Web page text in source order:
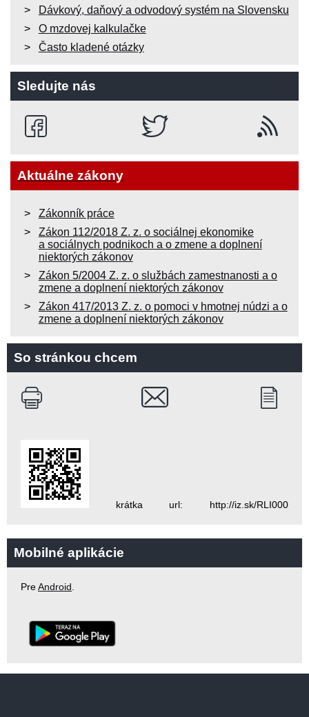
Dávkový, daňový a odvodový systém na Slovensku
O mzdovej kalkulačke
Často kladené otázky
Sledujte nás
Aktuálne zákony
Zákonník práce
Zákon 112/2018 Z. z. o sociálnej ekonomike
a sociálnych podnikoch a o zmene a doplnení
niektorých zákonov
Zákon 5/2004 Z. z. o službách zamestnanosti a o
zmene a doplnení niektorých zákonov
Zákon 417/2013 Z. z. o pomoci v hmotnej núdzi a o
zmene a doplnení niektorých zákonov
So stránkou chcem
krátka url: http://iz.sk/RLI000
Mobilné aplikácie
PreAndroid